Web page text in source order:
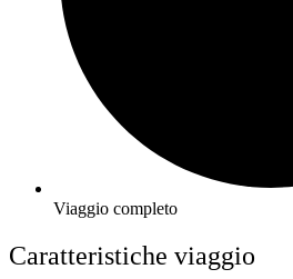
Viaggio completo
Caratteristiche viaggio